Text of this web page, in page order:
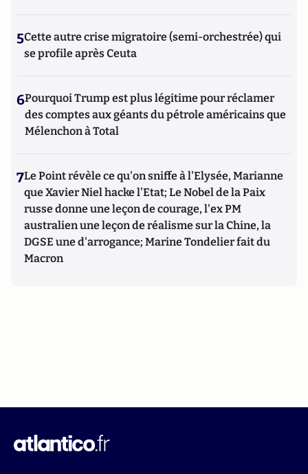
5Cette autre crise migratoire (semi-orchestrée) qui
se profile après Ceuta
6Pourquoi Trump est plus légitime pour réclamer
des comptes aux géants du pétrole américains que
Mélenchon à Total
7Le Point révèle ce qu'on sniffe à l'Elysée, Marianne
que Xavier Niel hacke l'Etat; Le Nobel de la Paix
russe donne une leçon de courage, l'ex PM
australien une leçon de réalisme sur la Chine, la
DGSE une d'arrogance; Marine Tondelier fait du
Macron